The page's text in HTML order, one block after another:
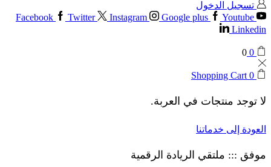
تسجيل الدخول
Facebook
Twitter Instagram Google plus
Youtube
Linkedin
0
0
0
Shopping Cart
لا توجد منتجات في العربة.
العودة إلى خدماتنا
موفق ::: ملتقي الريادة الرقمية